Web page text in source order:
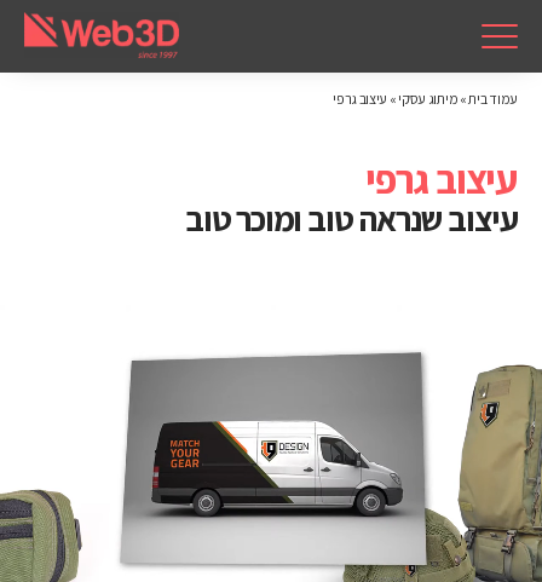
עמוד בית» מיתוג עסקי » עיצוב גרפי
עיצוב גרפי
עיצוב שנראה טוב ומוכר טוב